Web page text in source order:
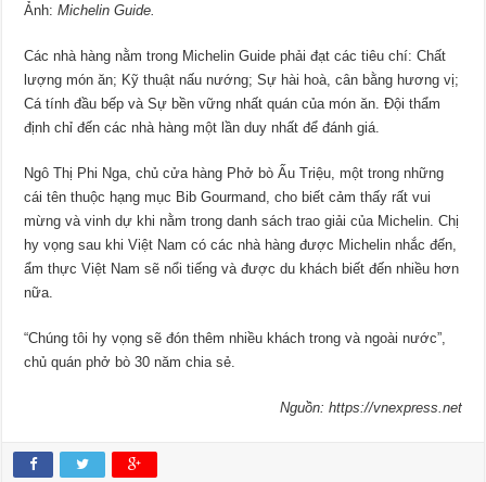
Ảnh: Michelin Guide.
Các nhà hàng nằm trong Michelin Guide phải đạt các tiêu chí: Chất
lượng món ăn; Kỹ thuật nấu nướng; Sự hài hoà, cân bằng hương vị;
Cá tính đầu bếp và Sự bền vững nhất quán của món ăn. Đội thẩm
định chỉ đến các nhà hàng một lần duy nhất để đánh giá.
Ngô Thị Phi Nga, chủ cửa hàng Phở bò Ấu Triệu, một trong những
cái tên thuộc hạng mục Bib Gourmand, cho biết cảm thấy rất vui
mừng và vinh dự khi nằm trong danh sách trao giải của Michelin. Chị
hy vọng sau khi Việt Nam có các nhà hàng được Michelin nhắc đến,
ẩm thực Việt Nam sẽ nổi tiếng và được du khách biết đến nhiều hơn
nữa.
“Chúng tôi hy vọng sẽ đón thêm nhiều khách trong và ngoài nước”,
chủ quán phở bò 30 năm chia sẻ.
Nguồn: https://vnexpress.net